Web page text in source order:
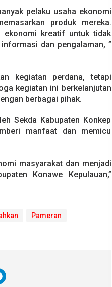
pelaku usaha ekonomi
produk mereka.
ekonomi kreatif untuk tidak
dan pengalaman, ”
kegiatan perdana, tetapi
kegiatan ini berkelanjutan
berbagai pihak.
Sekda Kabupaten Konkep
manfaat dan memicu
masyarakat dan menjadi
Konawe Kepulauan,”
Pameran